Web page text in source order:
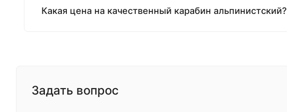
Какая цена на качественный карабин альпинистский?
Задать вопрос